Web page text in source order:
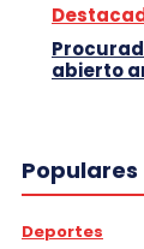
abierto
Populares
Deportes